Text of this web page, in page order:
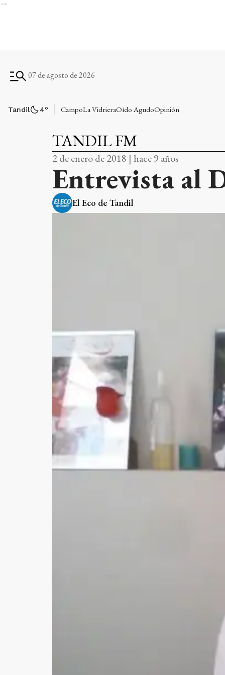
Ads
07 de agosto de 2026
Tandil 4° CampoLa VidrieraOído AgudoOpinión
TANDIL FM
2 de enero de 2018 | hace 9 años
Entrevista al
El Eco de Tandil